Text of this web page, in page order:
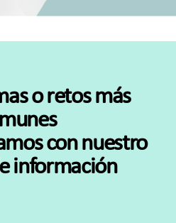
o retos más
con nuestro
información